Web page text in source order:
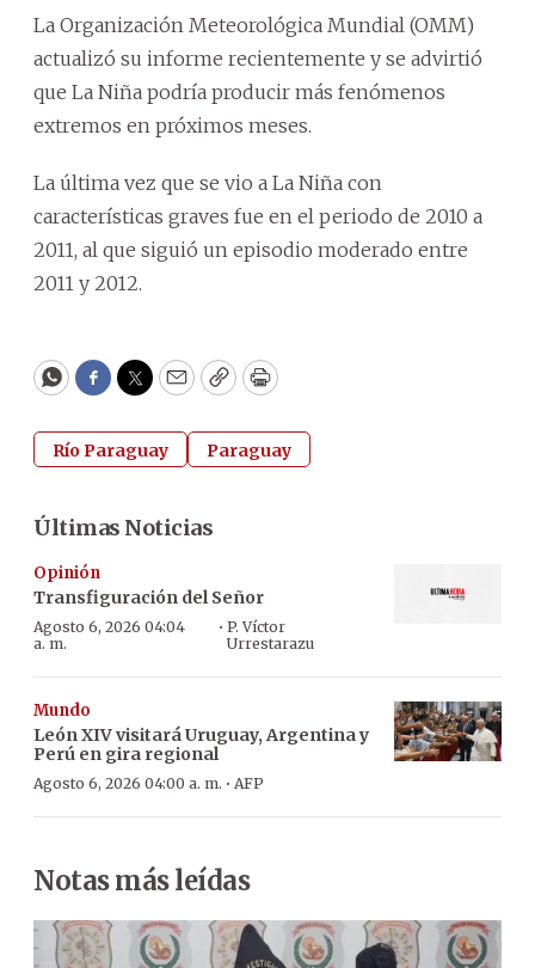
La Organización Meteorológica Mundial (OMM)
actualizó su informe recientemente y se advirtió
que La Niña podría producir más fenómenos
extremos en próximos meses.
La última vez que se vio a La Niña con
características graves fue en el periodo de 2010 a
2011, al que siguió un episodio moderado entre
2011 y 2012.
WhatsApp
Facebook
Twitter
EmailCopyPrint
Río Paraguay Paraguay
Últimas Noticias
Opinión
Transfiguración del Señor
Agosto 6, 2026 04:04
a. m.
· P. Víctor
Urrestarazu
Mundo
León XIV visitará Uruguay, Argentina y
Perú en gira regional
Agosto 6, 2026 04:00 a. m. · AFP
Notas más leídas